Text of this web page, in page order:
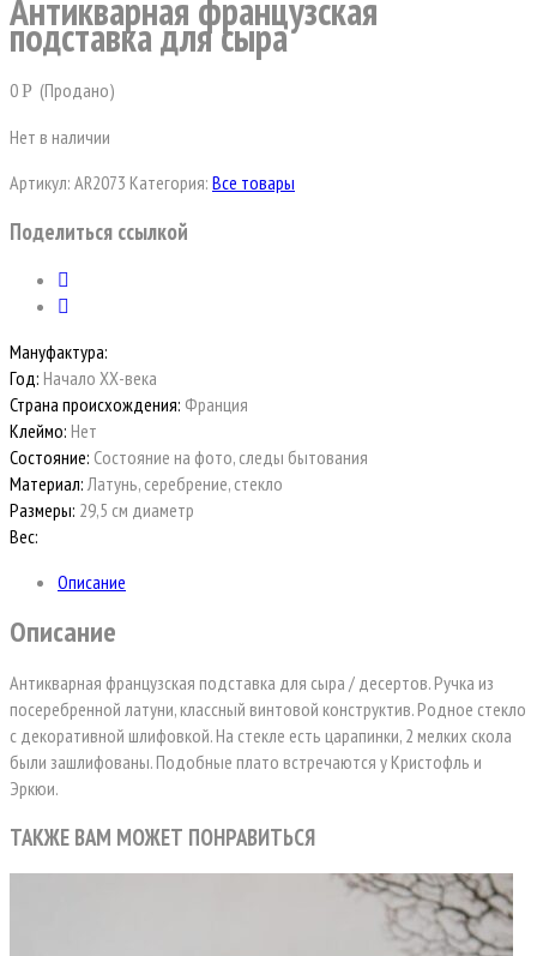
Антикварная французская
подставка для сыра
0Р (Продано)
Нет в наличии
Артикул: AR2073 Категория: Все товары
Поделиться ссылкой
Мануфактура:
Год: Начало ХХ-века
Страна происхождения: Франция
Клеймо: Нет
Состояние: Состояние на фото, следы бытования
Материал: Латунь, серебрение, стекло
Размеры: 29,5 см диаметр
Вес:
Описание
Описание
Антикварная французская подставка для сыра / десертов. Ручка из
посеребренной латуни, классный винтовой конструктив. Родное стекло
с декоративной шлифовкой. На стекле есть царапинки, 2 мелких скола
были зашлифованы. Подобные плато встречаются у Кристофль и
Эркюи.
ТАКЖЕ ВАМ МОЖЕТ ПОНРАВИТЬСЯ